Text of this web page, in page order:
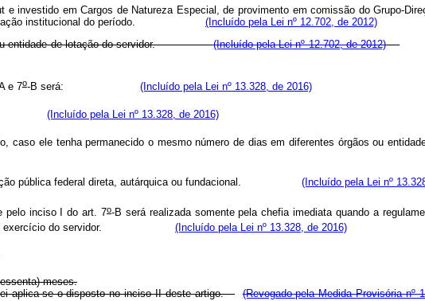
e investido em Cargos de Natureza Especial, de provimento em comissão do Grupo-
da avaliação institucional do período. (Incluído pela Lei nº 12.702, de 2012)
ou entidade de lotação do servidor.(Incluído pela Lei nº 12.702, de 2012)
e 7o-B será: (Incluído pela Lei nº 13.328, de 2016)
tempo; (Incluído pela Lei nº 13.328, de 2016)
ciclo, caso ele tenha permanecido o mesmo número de dias em diferentes
pública federal direta, autárquica ou fundacional. (Incluído pela Lei nº
pelo inciso I do art. 7o-B será realizada somente pela chefia imediata quando a
de exercício do servidor. (Incluído pela Lei nº 13.328, de 2016)
meses.
aplica-se o disposto no inciso II deste artigo.
(Revogado pela Medida Provisória nº